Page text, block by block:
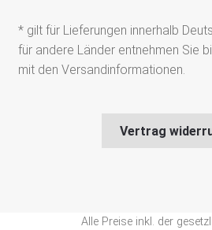
* gilt für Lieferungen innerhalb
für andere Länder entnehmen Sie
mit den Versandinformationen.
Vertrag
Alle Preise inkl. der